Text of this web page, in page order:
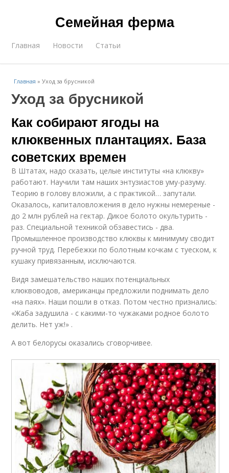
Семейная ферма
Главная Новости Статьи
Главная »Уход за брусникой
Уход за брусникой
Как собирают ягоды на
клюквенных плантациях. База
советских времен
В Штатах, надо сказать, целые институты «на клюкву»
работают. Научили там наших энтузиастов уму-разуму.
Теорию в голову вложили, а с практикой… запутали.
Оказалось, капиталовложения в дело нужны немереные -
до 2 млн рублей на гектар. Дикое болото окультурить -
раз. Специальной техникой обзавестись - два.
Промышленное производство клюквы к минимуму сводит
ручной труд. Перебежки по болотным кочкам с туеском, к
кушаку привязанным, исключаются.
Видя замешательство наших потенциальных
клюквоводов, американцы предложили поднимать дело
«на паях». Наши пошли в отказ. Потом честно признались:
«Жаба задушила - с какими-то чужаками родное болото
делить. Нет уж!» .
А вот белорусы оказались сговорчивее.